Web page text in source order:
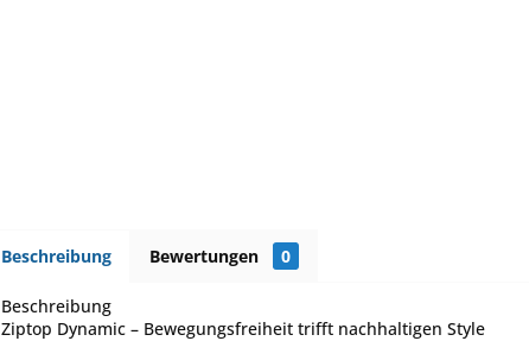
Beschreibung Bewertungen 0
Beschreibung
Ziptop Dynamic – Bewegungsfreiheit trifft nachhaltigen Style